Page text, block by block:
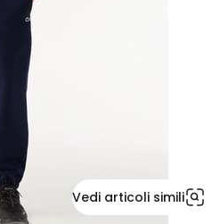
Vedi articoli simili